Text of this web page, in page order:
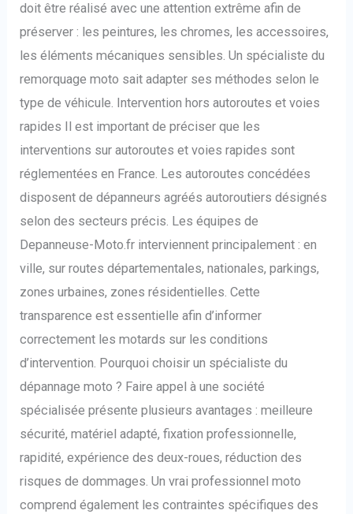
doit être réalisé avec une attention extrême afin de
préserver : les peintures, les chromes, les accessoires,
les éléments mécaniques sensibles. Un spécialiste du
remorquage moto sait adapter ses méthodes selon le
type de véhicule. Intervention hors autoroutes et voies
rapides Il est important de préciser que les
interventions sur autoroutes et voies rapides sont
réglementées en France. Les autoroutes concédées
disposent de dépanneurs agréés autoroutiers désignés
selon des secteurs précis. Les équipes de
Depanneuse-Moto.fr interviennent principalement : en
ville, sur routes départementales, nationales, parkings,
zones urbaines, zones résidentielles. Cette
transparence est essentielle afin d’informer
correctement les motards sur les conditions
d’intervention. Pourquoi choisir un spécialiste du
dépannage moto ? Faire appel à une société
spécialisée présente plusieurs avantages : meilleure
sécurité, matériel adapté, fixation professionnelle,
rapidité, expérience des deux-roues, réduction des
risques de dommages. Un vrai professionnel moto
comprend également les contraintes spécifiques des